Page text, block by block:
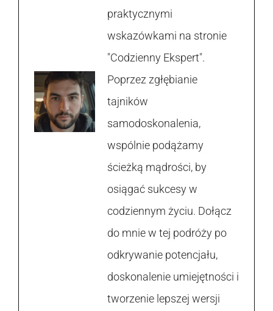
praktycznymi
wskazówkami na stronie
"Codzienny Ekspert".
Poprzez zgłębianie
tajników
samodoskonalenia,
wspólnie podążamy
ścieżką mądrości, by
osiągać sukcesy w
codziennym życiu. Dołącz
do mnie w tej podróży po
odkrywanie potencjału,
doskonalenie umiejętności i
tworzenie lepszej wersji